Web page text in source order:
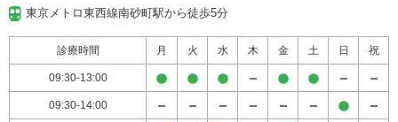
東京メトロ東西線南砂町駅から徒歩5分
診療時間 月 火 水 木 金 土 日 祝
09:30-13:00
09:30-14:00